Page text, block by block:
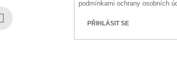
podmínkami ochrany osobních
PŘIHLÁSIT SE